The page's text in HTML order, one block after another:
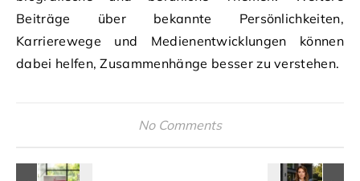
Beiträge über bekannte Persönlichkeiten,
Karrierewege und Medienentwicklungen können
dabei helfen, Zusammenhänge besser zu verstehen.
No Comments